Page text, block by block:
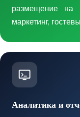
размещение на
маркетинг,
Аналитика и